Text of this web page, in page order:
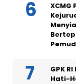
GPK
Hati-